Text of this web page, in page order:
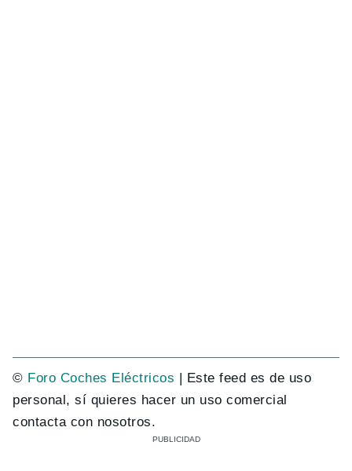
© Foro Coches Eléctricos | Este feed es de uso
personal, sí quieres hacer un uso comercial
contacta con nosotros.